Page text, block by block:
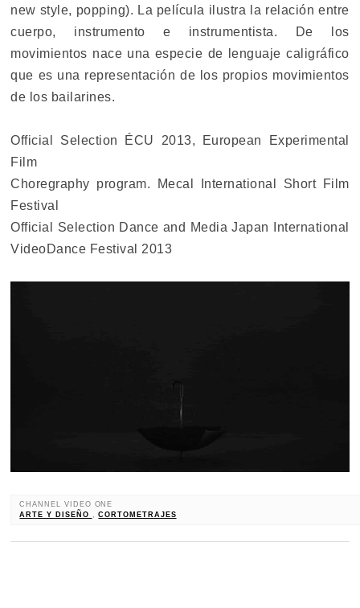
new style, popping). La película ilustra la relación entre
cuerpo, instrumento e instrumentista. De los
movimientos nace una especie de lenguaje caligráfico
que es una representación de los propios movimientos
de los bailarines.
Official Selection ÉCU 2013, European Experimental
Film
Choregraphy program. Mecal International Short Film
Festival
Official Selection Dance and Media Japan International
VideoDance Festival 2013
CHANNEL VIDEO ONE
ARTE Y DISEÑO
,CORTOMETRAJES